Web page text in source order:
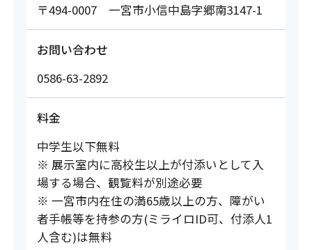
〒494-0007 一宮市小信中島字郷南3147-1
お問い合わせ
0586-63-2892
料金
中学生以下無料
※ 展示室内に高校生以上が付添いとして入
場する場合、観覧料が別途必要
※ 一宮市内在住の満65歳以上の方、障がい
者手帳等を持参の方(ミライロID可、付添人1
人含む)は無料